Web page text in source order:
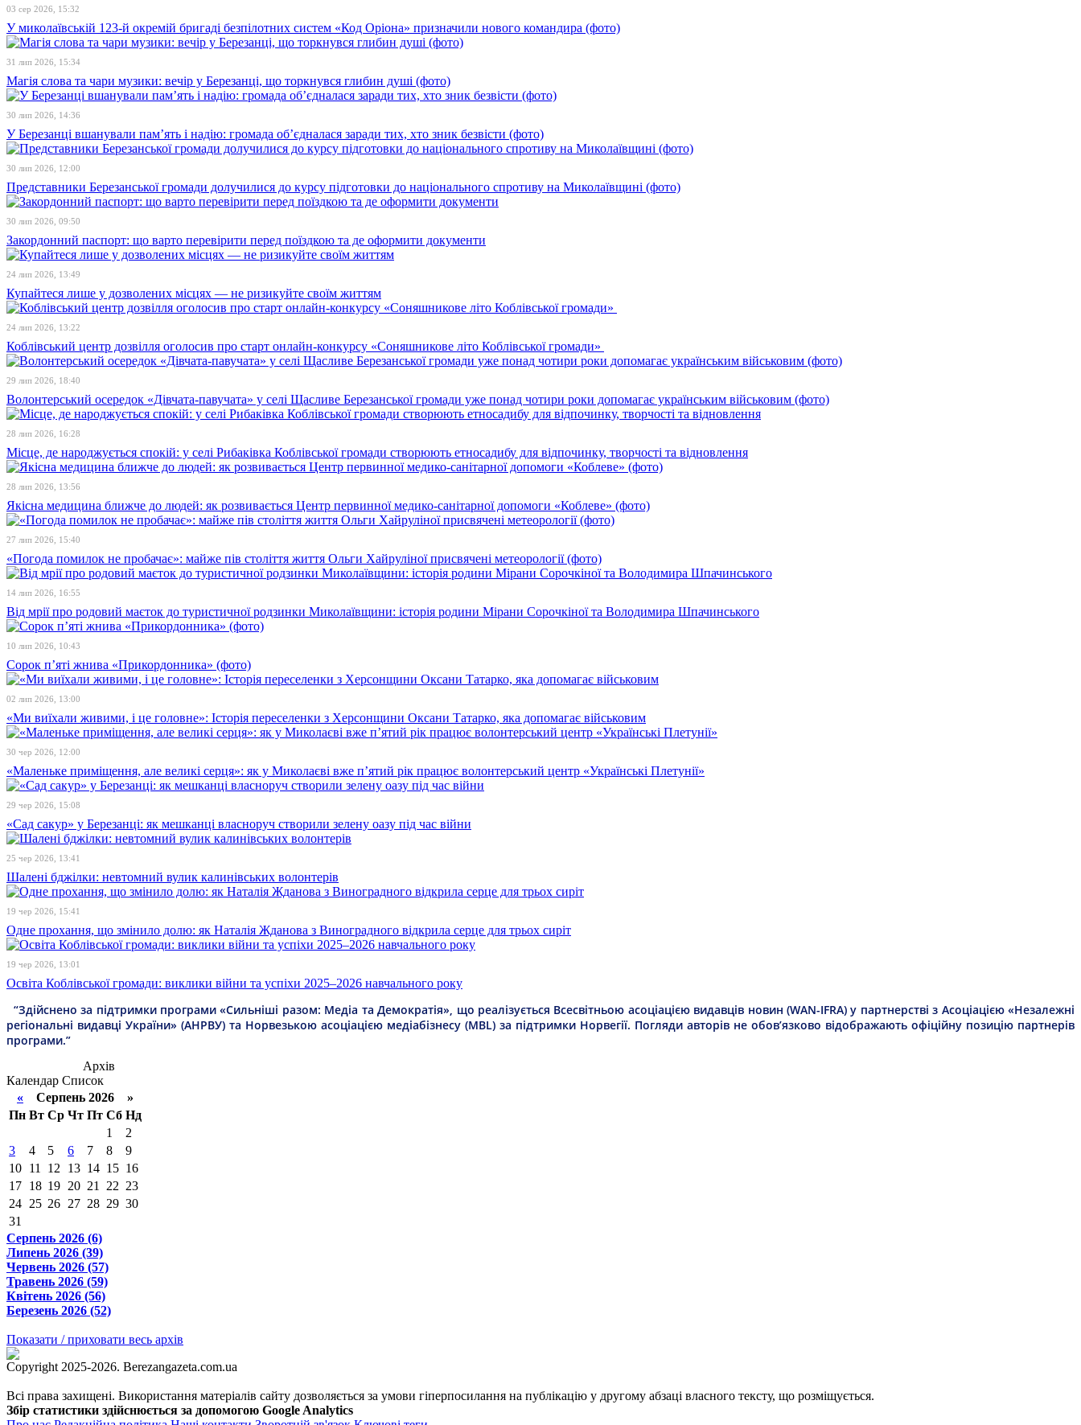
03 сер 2026, 15:32
У миколаївській 123-й окремій бригаді безпілотних систем «Код Оріона» призначили нового командира (фото)
31 лип 2026, 15:34
Магія слова та чари музики: вечір у Березанці, що торкнувся глибин душі (фото)
30 лип 2026, 14:36
У Березанці вшанували пам’ять і надію: громада об’єдналася заради тих, хто зник безвісти (фото)
30 лип 2026, 12:00
Представники Березанської громади долучилися до курсу підготовки до національного спротиву на Миколаївщині (фото)
30 лип 2026, 09:50
Закордонний паспорт: що варто перевірити перед поїздкою та де оформити документи
24 лип 2026, 13:49
Купайтеся лише у дозволених місцях — не ризикуйте своїм життям
24 лип 2026, 13:22
Коблівський центр дозвілля оголосив про старт онлайн-конкурсу «Соняшникове літо Коблівської громади»
29 лип 2026, 18:40
Волонтерський осередок «Дівчата-павучата» у селі Щасливе Березанської громади уже понад чотири роки допомагає українським військовим (фото)
28 лип 2026, 16:28
Місце, де народжується спокій: у селі Рибаківка Коблівської громади створюють етносадибу для відпочинку, творчості та відновлення
28 лип 2026, 13:56
Якісна медицина ближче до людей: як розвивається Центр первинної медико-санітарної допомоги «Коблеве» (фото)
27 лип 2026, 15:40
«Погода помилок не пробачає»: майже пів століття життя Ольги Хайруліної присвячені метеорології (фото)
14 лип 2026, 16:55
Від мрії про родовий маєток до туристичної родзинки Миколаївщини: історія родини Мірани Сорочкіної та Володимира Шпачинського
10 лип 2026, 10:43
Сорок п’яті жнива «Прикордонника» (фото)
02 лип 2026, 13:00
«Ми виїхали живими, і це головне»: Історія переселенки з Херсонщини Оксани Татарко, яка допомагає військовим
30 чер 2026, 12:00
«Маленьке приміщення, але великі серця»: як у Миколаєві вже п’ятий рік працює волонтерський центр «Українські Плетунії»
29 чер 2026, 15:08
«Сад сакур» у Березанці: як мешканці власноруч створили зелену оазу під час війни
25 чер 2026, 13:41
Шалені бджілки: невтомний вулик калинівських волонтерів
19 чер 2026, 15:41
Одне прохання, що змінило долю: як Наталія Жданова з Виноградного відкрила серце для трьох сиріт
19 чер 2026, 13:01
Освіта Коблівської громади: виклики війни та успіхи 2025–2026 навчального року
“Здійснено за підтримки програми «Сильніші разом: Медіа та Демократія», що реалізується Всесвітньою асоціацією видавців новин (WAN-IFRA) у партнерстві з Асоціацією «Незалежні
регіональні видавці України» (АНРВУ) та Норвезькою асоціацією медіабізнесу (MBL) за підтримки Норвегії. Погляди авторів не обов’язково відображають офіційну позицію партнерів
програми.”
Архів
Календар Список
« Серпень 2026 »
Пн Вт Ср Чт Пт Сб Нд
1
2
3
4 5 6 7 8
9
10 11 12 13 14 15 16
17 18 19 20 21 22 23
24 25 26 27 28 29 30
31
Серпень 2026 (6)
Липень 2026 (39)
Червень 2026 (57)
Травень 2026 (59)
Квітень 2026 (56)
Березень 2026 (52)
Показати / приховати весь архів
Copyright 2025-2026. Berezangazeta.com.ua
Всі права захищені. Використання матеріалів сайту дозволяється за умови гіперпосилання на публікацію у другому абзаці власного тексту, що розміщується.
Збір статистики здійснюється за допомогою Google Analytics